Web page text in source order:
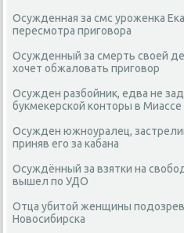
Осужденная за смс уроженка
пересмотра приговора
Осужденный за смерть своей
хочет обжаловать приговор
Осужден разбойник, едва не
букмекерской конторы в Миассе
Осужден южноуралец,
приняв его за кабана
Осуждённый за взятки на
вышел по УДО
Отца убитой женщины
Новосибирска